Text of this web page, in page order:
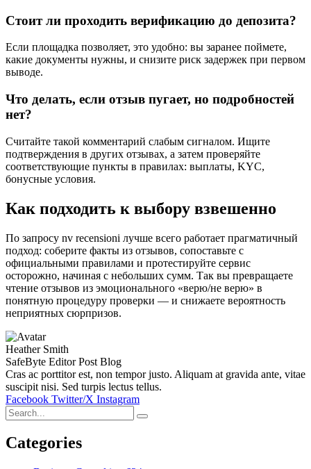
Стоит ли проходить верификацию до депозита?
Если площадка позволяет, это удобно: вы заранее поймете,
какие документы нужны, и снизите риск задержек при первом
выводе.
Что делать, если отзыв пугает, но подробностей
нет?
Считайте такой комментарий слабым сигналом. Ищите
подтверждения в других отзывах, а затем проверяйте
соответствующие пункты в правилах: выплаты, KYC,
бонусные условия.
Как подходить к выбору взвешенно
По запросу nv recensioni лучше всего работает прагматичный
подход: соберите факты из отзывов, сопоставьте с
официальными правилами и протестируйте сервис
осторожно, начиная с небольших сумм. Так вы превращаете
чтение отзывов из эмоционального «верю/не верю» в
понятную процедуру проверки — и снижаете вероятность
неприятных сюрпризов.
Heather Smith
SafeByte Editor Post Blog
Cras ac porttitor est, non tempor justo. Aliquam at gravida ante, vitae
suscipit nisi. Sed turpis lectus tellus.
Facebook Twitter/X Instagram
Categories